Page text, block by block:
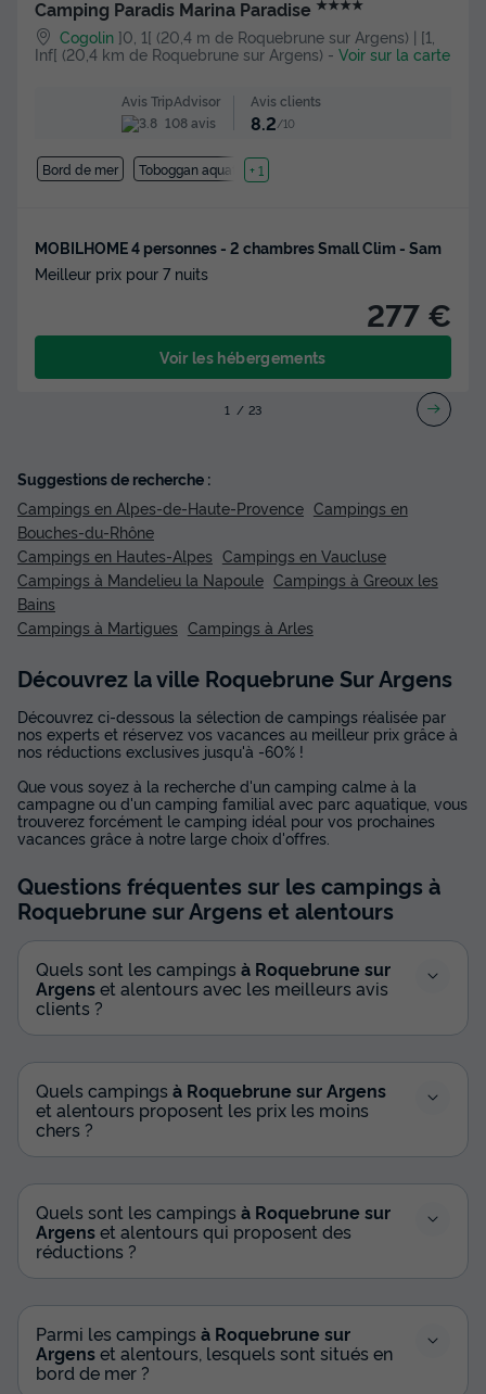
Camping Paradis Marina Paradise ★★★★
Cogolin ]0, 1[ (20,4 m de Roquebrune sur Argens) | [1,
Inf[ (20,4 km de Roquebrune sur Argens) - Voir sur la carte
Avis TripAdvisor
108 avis
Avis clients
8.2/10
Bord de mer Toboggan aquatique
+ 1
MOBILHOME 4 personnes - 2 chambres Small Clim - Sam
Meilleur prix pour 7 nuits
277 €
Voir les hébergements
1 23
Suggestions de recherche :
Campings en Alpes-de-Haute-Provence Campings en
Bouches-du-Rhône
Campings en Hautes-Alpes Campings en Vaucluse
Campings à Mandelieu la Napoule Campings à Greoux les
Bains
Campings à Martigues Campings à Arles
Découvrez la ville Roquebrune Sur Argens
Découvrez ci-dessous la sélection de campings réalisée par
nos experts et réservez vos vacances au meilleur prix grâce à
nos réductions exclusives jusqu'à -60% !
Que vous soyez à la recherche d'un camping calme à la
campagne ou d'un camping familial avec parc aquatique, vous
trouverez forcément le camping idéal pour vos prochaines
vacances grâce à notre large choix d'offres.
Questions fréquentes sur les campings à
Roquebrune sur Argens et alentours
Quels sont les campings à Roquebrune sur
Argenset alentours avec les meilleurs avis
clients ?
Quels campings à Roquebrune sur Argens
et alentours proposent les prix les moins
chers ?
Quels sont les campings à Roquebrune sur
Argenset alentours qui proposent des
réductions ?
Parmi les campings à Roquebrune sur
Argenset alentours, lesquels sont situés en
bord de mer ?